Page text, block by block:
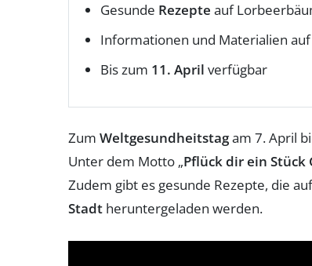
Gesunde Rezepte auf
Informationen und Materialien
Bis zum 11. April verfügbar
Zum Weltgesundheitstagam 7. April
Unter dem Motto „Pflück dir ein Stück
Zudem gibt es gesunde Rezepte, die
Stadt heruntergeladen werden.